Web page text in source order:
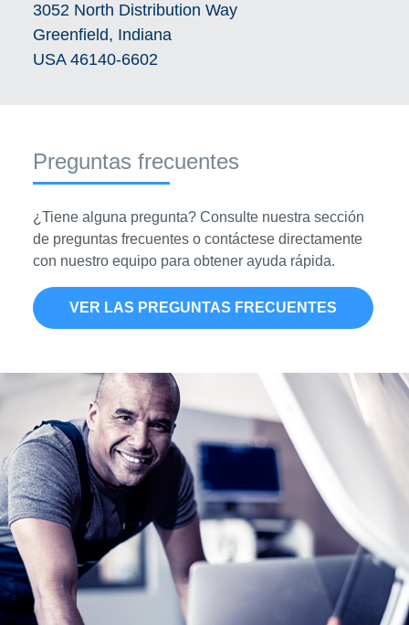
3052 North Distribution Way
Greenfield, Indiana
USA 46140-6602
Preguntas frecuentes
¿Tiene alguna pregunta? Consulte nuestra sección
de preguntas frecuentes o contáctese directamente
con nuestro equipo para obtener ayuda rápida.
VER LAS PREGUNTAS FRECUENTES